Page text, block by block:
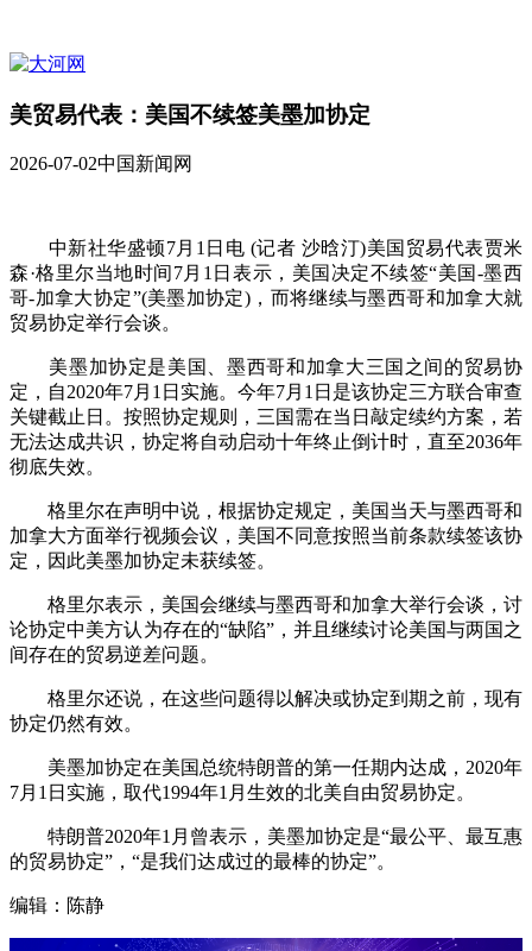
美贸易代表：美国不续签美墨加协定
2026-07-02中国新闻网
中新社华盛顿7月1日电 (记者 沙晗汀)美国贸易代表贾米
森·格里尔当地时间7月1日表示，美国决定不续签“美国-墨西
哥-加拿大协定”(美墨加协定)，而将继续与墨西哥和加拿大就
贸易协定举行会谈。
美墨加协定是美国、墨西哥和加拿大三国之间的贸易协
定，自2020年7月1日实施。今年7月1日是该协定三方联合审查
关键截止日。按照协定规则，三国需在当日敲定续约方案，若
无法达成共识，协定将自动启动十年终止倒计时，直至2036年
彻底失效。
格里尔在声明中说，根据协定规定，美国当天与墨西哥和
加拿大方面举行视频会议，美国不同意按照当前条款续签该协
定，因此美墨加协定未获续签。
格里尔表示，美国会继续与墨西哥和加拿大举行会谈，讨
论协定中美方认为存在的“缺陷”，并且继续讨论美国与两国之
间存在的贸易逆差问题。
格里尔还说，在这些问题得以解决或协定到期之前，现有
协定仍然有效。
美墨加协定在美国总统特朗普的第一任期内达成，2020年
7月1日实施，取代1994年1月生效的北美自由贸易协定。
特朗普2020年1月曾表示，美墨加协定是“最公平、最互惠
的贸易协定”，“是我们达成过的最棒的协定”。
编辑：陈静